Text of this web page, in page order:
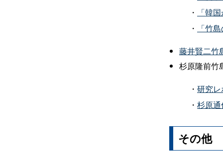
・
「韓
・
「竹
藤井賢二竹
杉原隆前竹
・ 研究
・ 杉原通
その他